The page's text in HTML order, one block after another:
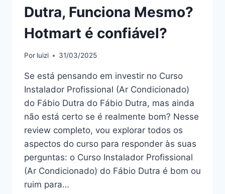
Dutra, Funciona Mesmo?
Hotmart é confiável?
Por luizi 31/03/2025
Se está pensando em investir no Curso
Instalador Profissional (Ar Condicionado)
do Fábio Dutra do Fábio Dutra, mas ainda
não está certo se é realmente bom? Nesse
review completo, vou explorar todos os
aspectos do curso para responder às suas
perguntas: o Curso Instalador Profissional
(Ar Condicionado) do Fábio Dutra é bom ou
ruim para…